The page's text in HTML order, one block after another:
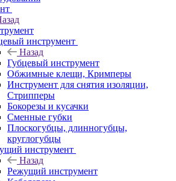
инструмент
Назад
Губцевый инструмент
Обжимные клещи, Кримперы
Инструмент для снятия изоляции,
Стрипперы
Бокорезы и кусачки
Сменные губки
Плоскогубцы, длинногубцы,
круглогубцы
инструмент
Назад
Режущий инструмент